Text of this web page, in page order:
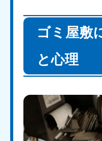
ゴミ屋敷
と心理